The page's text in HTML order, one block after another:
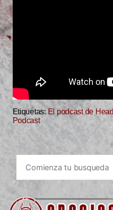
Etiquetas: El podcast de
Podcast